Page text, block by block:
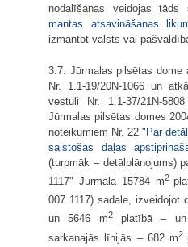
nodalīšanas veidojas tāds
mantas atsavināšanas
izmantot valsts vai
3.7. Jūrmalas pilsētas dome
Nr. 1.1-19/20N-1066 un
vēstuli Nr. 1.1-37/21N-
Jūrmalas pilsētas domes
noteikumiem Nr. 22 " Par
saistošās daļas
(turpmāk – detālplānojums)
1117" Jūrmalā 15784 m2
007 1117) sadale,
un 5646 m2platībā – un
sarkanajās līnijās – 682 m2